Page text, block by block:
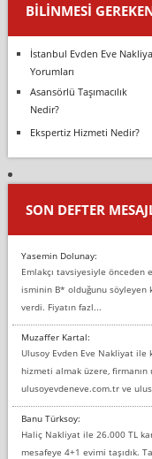
BILINMESI
İstanbul Evden Eve
Yorumları
Asansörlü Taşımacılık
Nedir?
Ekspertiz Hizmeti Nedir?
SON DEFTER
Yasemin Dolunay:
Emlakçı tavsiyesiyle önceden
isminin B* olduğunu söyleyen
verdi. Fiyatın fazl...
Muzaffer Kartal:
Ulusoy Evden Eve Nakliyat ile
hizmeti almak üzere,
ulusoyevdeneve.com.tr ve
Banu Türksoy:
Haliç Nakliyat ile 26.000 TL
mesafeye 4+1 evimi taşıdık.